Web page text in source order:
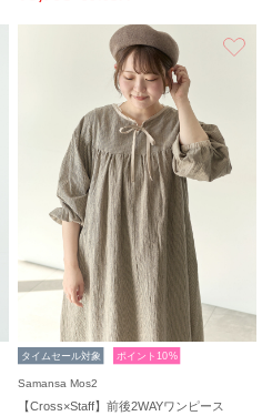
タイムセール対象 ポイント10%
Samansa Mos2
【Cross×Staff】前後2WAYワンピース